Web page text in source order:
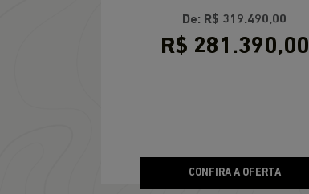
De: R$ 319.490,00
R$ 281.390,00
CONFIRA A OFERTA